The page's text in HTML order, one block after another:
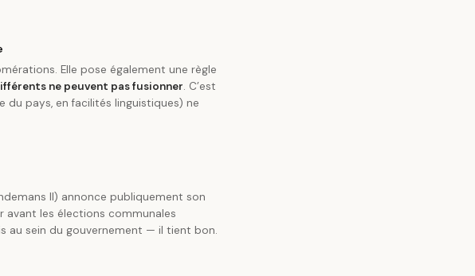
Elle pose également une règle
ne peuvent pas fusionner. C’est
du pays, en facilités linguistiques) ne
II) annonce publiquement son
avant les élections communales
au sein du gouvernement — il tient bon.